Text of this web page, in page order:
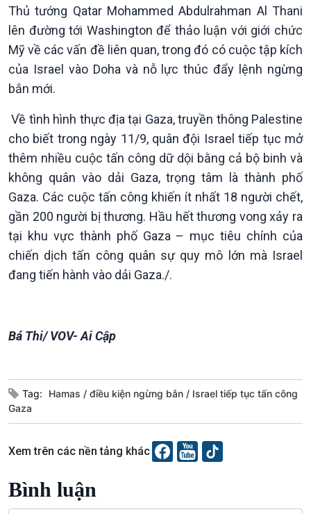
360 độ Sức khỏe
Chuyển đổi Xanh
Tài nguyên và Môi trường
Chuyên gia của bạn
Xã hội chuyển động
Bước chân đến trường
Kết nối công nghệ
Sống chung với biến đổi
Văn hoá & Du lịch
Câu chuyện Thể thao
Multimedia
Thủ tướng Qatar Mohammed Abdulrahman Al Thani
lên đường tới Washington để thảo luận với giới chức
Mỹ về các vấn đề liên quan, trong đó có cuộc tập kích
của Israel vào Doha và nỗ lực thúc đẩy lệnh ngừng
bắn mới.
Về tình hình thực địa tại Gaza, truyền thông Palestine
cho biết trong ngày 11/9, quân đội Israel tiếp tục mở
thêm nhiều cuộc tấn công dữ dội bằng cả bộ binh và
không quân vào dải Gaza, trọng tâm là thành phố
Gaza. Các cuộc tấn công khiến ít nhất 18 người chết,
gần 200 người bị thương. Hầu hết thương vong xảy ra
tại khu vực thành phố Gaza – mục tiêu chính của
chiến dịch tấn công quân sự quy mô lớn mà Israel
đang tiến hành vào dải Gaza./.
Bá Thi/ VOV- Ai Cập
Tag: Hamas điều kiện ngừng bắn
Israel tiếp tục tấn công
Gaza
Xem trên các nền tảng khác
Bình luận